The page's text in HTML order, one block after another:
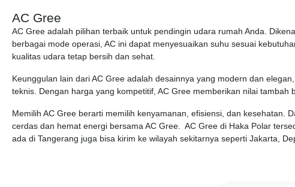
AC Gree
AC Gree adalah pilihan terbaik untuk pendingin udara rumah Anda.
berbagai mode operasi, AC ini dapat menyesuaikan suhu sesuai
kualitas udara tetap bersih dan sehat.
Keunggulan lain dari AC Gree adalah desainnya yang modern dan
teknis. Dengan harga yang kompetitif, AC Gree memberikan nilai tambah
Memilih AC Gree berarti memilih kenyamanan, efisiensi, dan kesehatan.
cerdas dan hemat energi bersama AC Gree. AC Gree di Haka Polar
ada di Tangerang juga bisa kirim ke wilayah sekitarnya seperti Jakarta,